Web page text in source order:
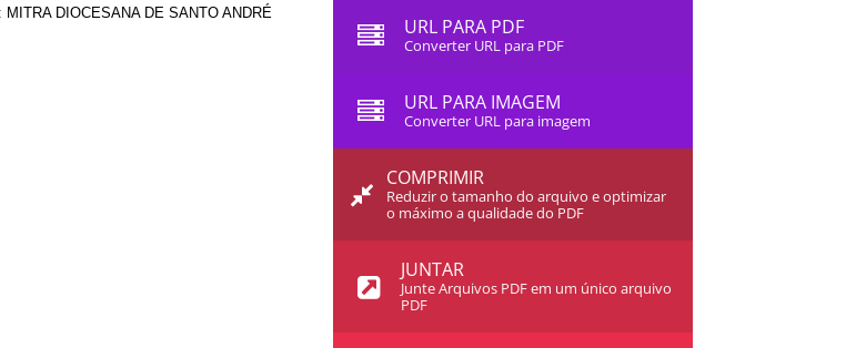
DIOCESANA DE SANTO ANDRÉ
URL PARA PDF
Converter URL para PDF
URL PARA IMAGEM
Converter URL para imagem
COMPRIMIR
Reduzir o tamanho do arquivo e optimizar
o máximo a qualidade do PDF
JUNTAR
Junte Arquivos PDF em um único arquivo
PDF